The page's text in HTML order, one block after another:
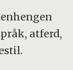
atferd,